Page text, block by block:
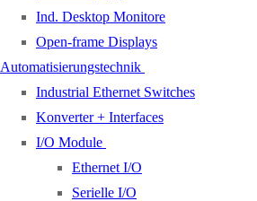
Ind. Desktop Monitore
Open-frame Displays
Automatisierungstechnik
Industrial Ethernet Switches
Konverter + Interfaces
I/O Module
Ethernet I/O
Serielle I/O